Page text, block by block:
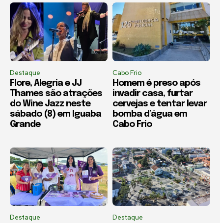
Destaque
Flore, Alegria e JJ
Thames são atrações
do Wine Jazz neste
sábado (8) em Iguaba
Grande
Cabo Frio
Homem é preso após
invadir casa, furtar
cervejas e tentar levar
bomba d’água em
Cabo Frio
Destaque Destaque